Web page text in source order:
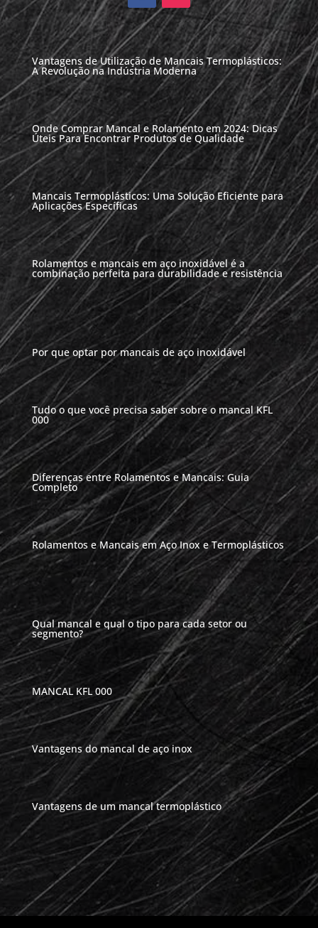
Vantagens de Utilização de Mancais Termoplásticos:
A Revolução na Indústria Moderna
Onde Comprar Mancal e Rolamento em 2024: Dicas
Úteis Para Encontrar Produtos de Qualidade
Mancais Termoplásticos: Uma Solução Eficiente para
Aplicações Específicas
Rolamentos e mancais em aço inoxidável é a
combinação perfeita para durabilidade e resistência
Por que optar por mancais de aço inoxidável
Tudo o que você precisa saber sobre o mancal KFL
000
Diferenças entre Rolamentos e Mancais: Guia
Completo
Rolamentos e Mancais em Aço Inox e Termoplásticos
Qual mancal e qual o tipo para cada setor ou
segmento?
MANCAL KFL 000
Vantagens do mancal de aço inox
Vantagens de um mancal termoplástico